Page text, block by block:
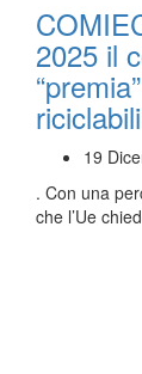
2025 il
riciclabili
19
. Con una
che l’Ue